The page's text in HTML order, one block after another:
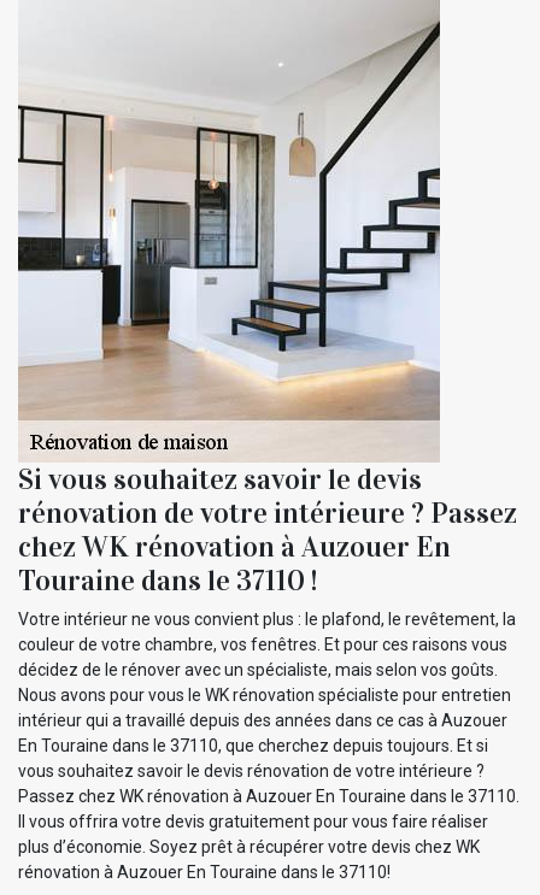
Si vous souhaitez savoir le devis
rénovation de votre intérieure ? Passez
chez WK rénovation à Auzouer En
Touraine dans le 37110 !
Votre intérieur ne vous convient plus : le plafond, le revêtement, la
couleur de votre chambre, vos fenêtres. Et pour ces raisons vous
décidez de le rénover avec un spécialiste, mais selon vos goûts.
Nous avons pour vous le WK rénovation spécialiste pour entretien
intérieur qui a travaillé depuis des années dans ce cas à Auzouer
En Touraine dans le 37110, que cherchez depuis toujours. Et si
vous souhaitez savoir le devis rénovation de votre intérieure ?
Passez chez WK rénovation à Auzouer En Touraine dans le 37110.
Il vous offrira votre devis gratuitement pour vous faire réaliser
plus d’économie. Soyez prêt à récupérer votre devis chez WK
rénovation à Auzouer En Touraine dans le 37110!